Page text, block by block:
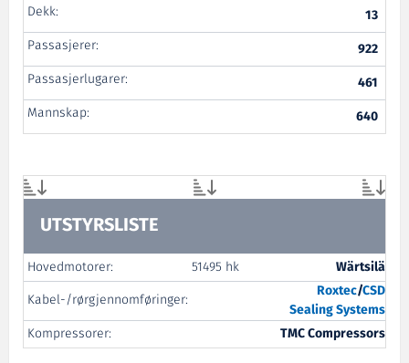
Dekk:
13
Passasjerer:
922
Passasjerlugarer:
461
Mannskap:
640
UTSTYRSLISTE
Hovedmotorer: 51495 hk
Wärtsilä
Kabel-/rørgjennomføringer:
Roxtec/CSD
Sealing Systems
Kompressorer:
TMC Compressors